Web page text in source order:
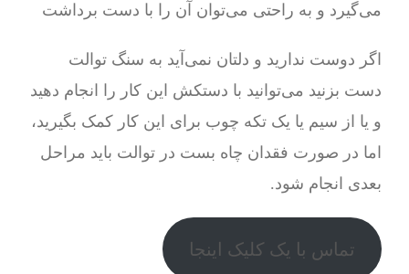
می‌گیرد و به راحتی می‌توان آن را با دست برداشت
اگر دوست ندارید و دلتان نمی‌آید به سنگ توالت
دست بزنید می‌توانید با دستکش این کار را انجام دهید
و یا از سیم یا یک تکه چوب برای این کار کمک بگیرید،
اما در صورت فقدان چاه بست در توالت باید مراحل
بعدی انجام شود.
تماس با یک کلیک اینجا